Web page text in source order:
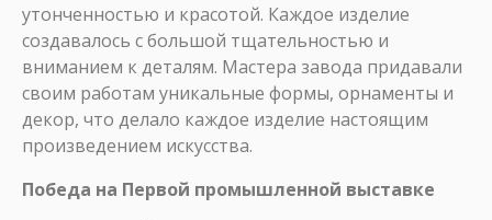
утонченностью и красотой. Каждое изделие
создавалось с большой тщательностью и
вниманием к деталям. Мастера завода придавали
своим работам уникальные формы, орнаменты и
декор, что делало каждое изделие настоящим
произведением искусства.
Победа на Первой промышленной выставке